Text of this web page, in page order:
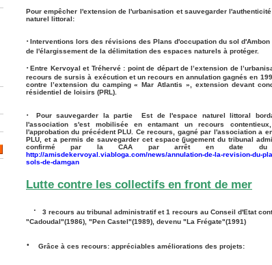
Pour empêcher l'extension de l'urbanisation et sauvegarder
naturel littoral:
· Interventions lors des révisions des Plans d'occupation du sol
de l'élargissement de la délimitation des espaces naturels à protéger.
· Entre Kervoyal et Tréhervé : point de départ de l’extension de
recours de sursis à exécution et un recours en annulation gagnés en
contre l’extension du camping « Mar Atlantis », extension devant
résidentiel de loisirs (PRL).
·
Pour sauvegarder la partie Est de l'espace naturel littoral
l'association s'est mobilisée en entamant un recours
l'approbation du précédent PLU. Ce recours, gagné par l'association a
PLU, et a permis de sauvegarder cet espace (jugement du tribunal
confirmé par la CAA par arrêt en date du
http://amisdekervoyal.viabloga.com/news/annulation-de-la-revision-du-
sols-de-damgan
Lutte contre les collectifs en front de mer
·
3 recours au tribunal administratif et 1 recours au Conseil d'Etat
"Cadoudal"(1986), "Pen Castel"(1989), devenu "La Frégate"(1991)
· Grâce à ces recours: appréciables améliorations des projets: